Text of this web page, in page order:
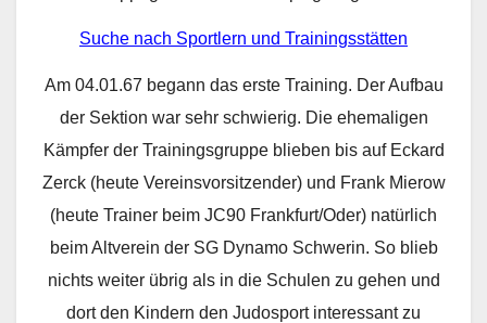
Suche nach Sportlern und Trainingsstätten
Am 04.01.67 begann das erste Training. Der Aufbau
der Sektion war sehr schwierig. Die ehemaligen
Kämpfer der Trainingsgruppe blieben bis auf Eckard
Zerck (heute Vereinsvorsitzender) und Frank Mierow
(heute Trainer beim JC90 Frankfurt/Oder) natürlich
beim Altverein der SG Dynamo Schwerin. So blieb
nichts weiter übrig als in die Schulen zu gehen und
dort den Kindern den Judosport interessant zu